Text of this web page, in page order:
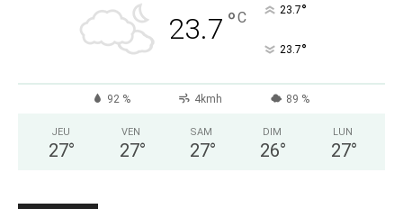
23.7 °C 23.7°
23.7°
92 % 4kmh 89 %
JEU
27°
VEN
27°
SAM
27°
DIM
26°
LUN
27°